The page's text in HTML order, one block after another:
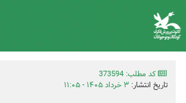
کد مطلب: 373594
تاریخ انتشار: ۳ خرداد ۱۴۰۵ - ۱۱:۰۵